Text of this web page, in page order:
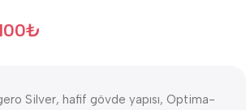
₺
Silver, hafif gövde yapısı, Optima-